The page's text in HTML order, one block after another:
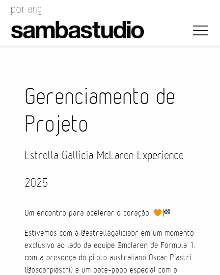
Direção Artística
Coordenação Técnica
Direção de Evento
Produção de Evento
Gerenciamento de
Projeto
Estrella Gallicia McLaren Experience
2025
Um encontro para acelerar o coração.
Estivemos com a @estrellagaliciabr em um momento
exclusivo ao lado da equipe @mclaren de Fórmula 1,
com a presença do piloto australiano Oscar Piastri
(@oscarpiastri) e um bate-papo especial com a